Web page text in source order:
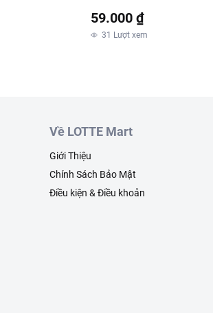
59.000 ₫
31 Lượt xem
Về LOTTE Mart
Giới Thiệu
Chính Sách Bảo Mật
Điều kiện & Điều khoản